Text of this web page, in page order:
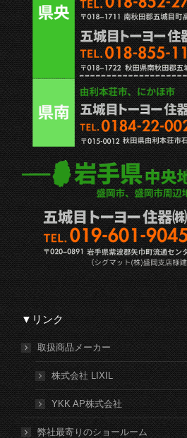
▼リンク
取扱商品メーカー
株式会社 LIXIL
YKK AP株式会社
弊社最寄りのショールーム